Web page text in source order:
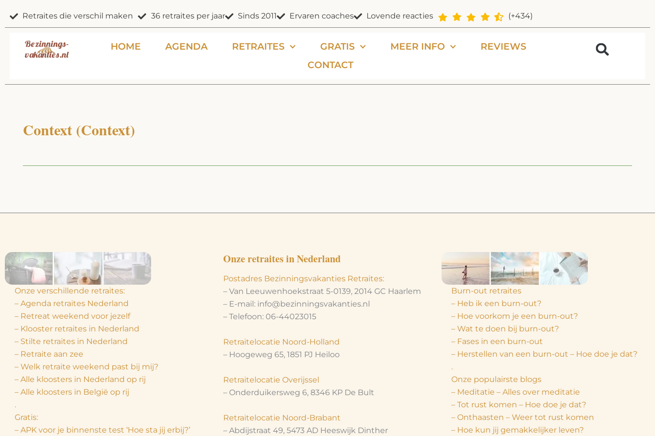
naar
de
inhoud
Retraites die verschil maken 36 retraites per jaar Sinds 2011 Ervaren coaches Lovende reacties (+434)
HOME AGENDA RETRAITES GRATIS MEER INFO
REVIEWS
CONTACT
Context (Context)
Onze verschillende retraites:
– Agenda retraites Nederland
– Retreat weekend voor jezelf
– Klooster retraites in Nederland
– Stilte retraites in Nederland
– Retraite aan zee
– Welk retraite weekend past bij mij?
– Alle kloosters in Nederland op rij
– Alle kloosters in België op rij
.
Gratis:
– APK voor je binnenste test ‘Hoe sta jij erbij?’
Onze retraites in Nederland
Postadres Bezinningsvakanties Retraites:
– Van Leeuwenhoekstraat 5-0139, 2014 GC Haarlem
– E-mail: info@bezinningsvakanties.nl
– Telefoon: 06-44023015
Retraitelocatie Noord-Holland
– Hoogeweg 65, 1851 PJ Heiloo
Retraitelocatie Overijssel
– Onderduikersweg 6, 8346 KP De Bult
Retraitelocatie Noord-Brabant
– Abdijstraat 49, 5473 AD Heeswijk Dinther
Burn-out retraites
– Heb ik een burn-out?
– Hoe voorkom je een burn-out?
– Wat te doen bij burn-out?
– Fases in een burn-out
– Herstellen van een burn-out – Hoe doe je dat?
.
Onze populairste blogs
– Meditatie – Alles over meditatie
– Tot rust komen – Hoe doe je dat?
– Onthaasten – Weer tot rust komen
– Hoe kun jij gemakkelijker leven?